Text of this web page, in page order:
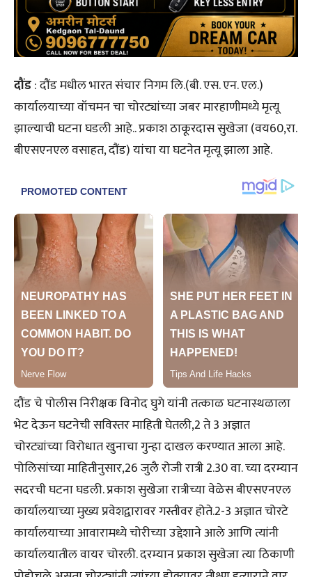
दौंड: दौंड मधील भारत संचार निगम लि.(बी. एस. एन. एल.)
कार्यालयाच्या वॉचमन चा चोरट्यांच्या जबर मारहाणीमध्ये मृत्यू
झाल्याची घटना घडली आहे.. प्रकाश ठाकूरदास सुखेजा (वय60,रा.
बीएसएनएल वसाहत, दौंड) यांचा या घटनेत मृत्यू झाला आहे.
दौंड चे पोलीस निरीक्षक विनोद घुगे यांनी तत्काळ घटनास्थळाला
भेट देऊन घटनेची सविस्तर माहिती घेतली,2 ते 3 अज्ञात
चोरट्यांच्या विरोधात खुनाचा गुन्हा दाखल करण्यात आला आहे.
पोलिसांच्या माहितीनुसार,26 जुलै रोजी रात्री 2.30 वा. च्या दरम्यान
सदरची घटना घडली. प्रकाश सुखेजा रात्रीच्या वेळेस बीएसएनएल
कार्यालयाच्या मुख्य प्रवेशद्वारावर गस्तीवर होते.2-3 अज्ञात चोरटे
कार्यालयाच्या आवारामध्ये चोरीच्या उद्देशाने आले आणि त्यांनी
कार्यालयातील वायर चोरली. दरम्यान प्रकाश सुखेजा त्या ठिकाणी